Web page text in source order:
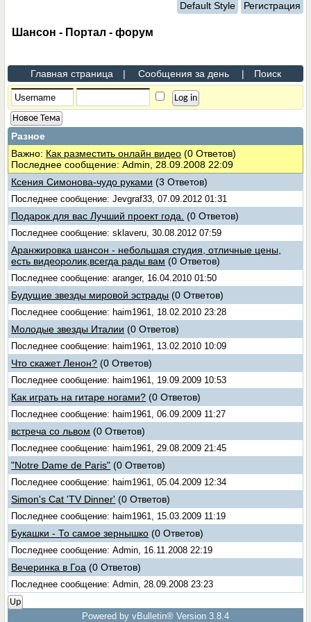
Default Style Регистрация
Шансон - Портал - форум
Главная страница | Сообщения за день | Поиск
Новое Тема
Разное
Важно: Как разместить онлайн видео (0 Ответов)
Последнее сообщение: Admin, 28.09.2008 22:09
Ксения Симонова-чудо руками (3 Ответов)
Последнее сообщение: Jevgraf33, 07.09.2012 01:31
Подарок для вас Лучший проект года. (0 Ответов)
Последнее сообщение: sklaveru, 30.08.2012 07:59
Аранжировка шансон - небольшая студия, отличные цены,
есть видеоролик,всегда рады вам (0 Ответов)
Последнее сообщение: aranger, 16.04.2010 01:50
Будущие звезды мировой эстрады (0 Ответов)
Последнее сообщение: haim1961, 18.02.2010 23:28
Молодые звезды Италии (0 Ответов)
Последнее сообщение: haim1961, 13.02.2010 10:09
Что скажет Ленон? (0 Ответов)
Последнее сообщение: haim1961, 19.09.2009 10:53
Как играть на гитаре ногами? (0 Ответов)
Последнее сообщение: haim1961, 06.09.2009 11:27
встреча со львом (0 Ответов)
Последнее сообщение: haim1961, 29.08.2009 21:45
"Notre Dame de Paris" (0 Ответов)
Последнее сообщение: haim1961, 05.04.2009 12:34
Simon's Cat 'TV Dinner' (0 Ответов)
Последнее сообщение: haim1961, 15.03.2009 11:19
Букашки - То самое зернышко (0 Ответов)
Последнее сообщение: Admin, 16.11.2008 22:19
Вечеринка в Гоа (0 Ответов)
Последнее сообщение: Admin, 28.09.2008 23:23
Up
Powered by vBulletin® Version 3.8.4